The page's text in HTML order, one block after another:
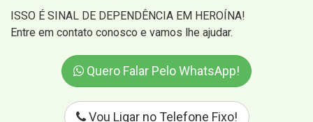
ISSO É SINAL DE DEPENDÊNCIA EM HEROÍNA!
Entre em contato conosco e vamos lhe ajudar.
Quero Falar Pelo WhatsApp!
Vou Ligar no Telefone Fixo!